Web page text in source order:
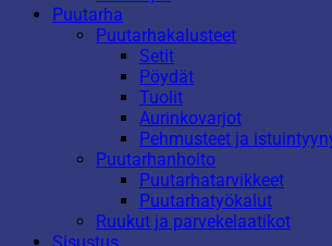
Puutarha
Puutarhakalusteet
Setit
Pöydät
Tuolit
Aurinkovarjot
Pehmusteet ja
Puutarhanhoito
Puutarhatarvikkeet
Puutarhatyökalut
Ruukut ja parvekelaatikot